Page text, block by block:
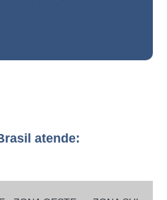
atende: